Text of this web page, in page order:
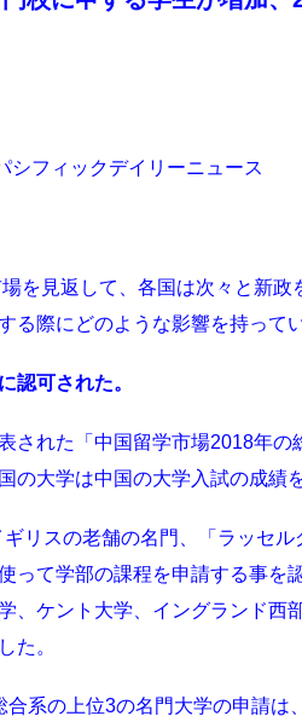
シフィックデイリーニュース
を見返して、各国は次々と新
る際にどのような影響を持って
認可された。
された「中国留学市場2018年の
の大学は中国の大学入試の成績
リスの老舗の名門、「ラッセ
って学部の課程を申請する事を
、ケント大学、イングランド西
た。
系の上位3の名門大学の申請は